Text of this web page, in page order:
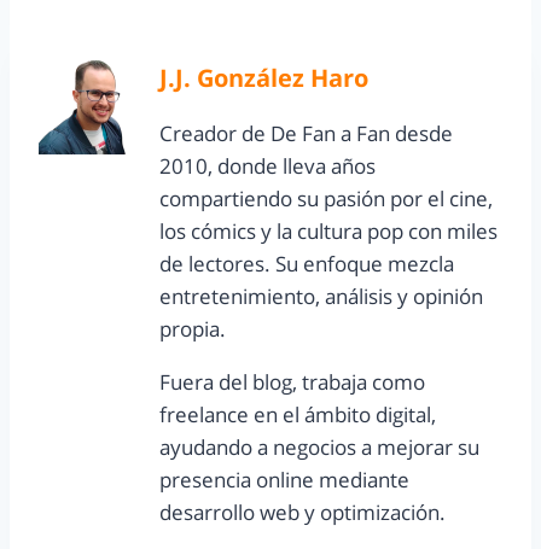
J.J. González Haro
Creador de De Fan a Fan desde
2010, donde lleva años
compartiendo su pasión por el cine,
los cómics y la cultura pop con miles
de lectores. Su enfoque mezcla
entretenimiento, análisis y opinión
propia.
Fuera del blog, trabaja como
freelance en el ámbito digital,
ayudando a negocios a mejorar su
presencia online mediante
desarrollo web y optimización.